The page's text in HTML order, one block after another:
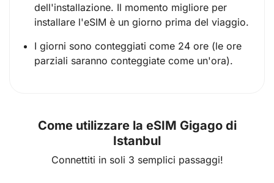
dell'installazione. Il momento migliore per
installare l'eSIM è un giorno prima del viaggio.
I giorni sono conteggiati come 24 ore (le ore
parziali saranno conteggiate come un'ora).
Come utilizzare la eSIM Gigago di
Istanbul
Connettiti in soli 3 semplici passaggi!